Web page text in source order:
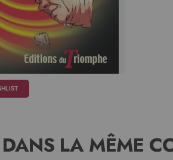
DANS LA MÊME